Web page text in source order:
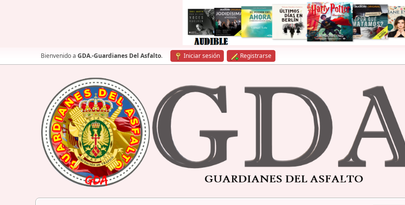
Bienvenido a GDA.-Guardianes Del Asfalto. Iniciar sesión Registrarse